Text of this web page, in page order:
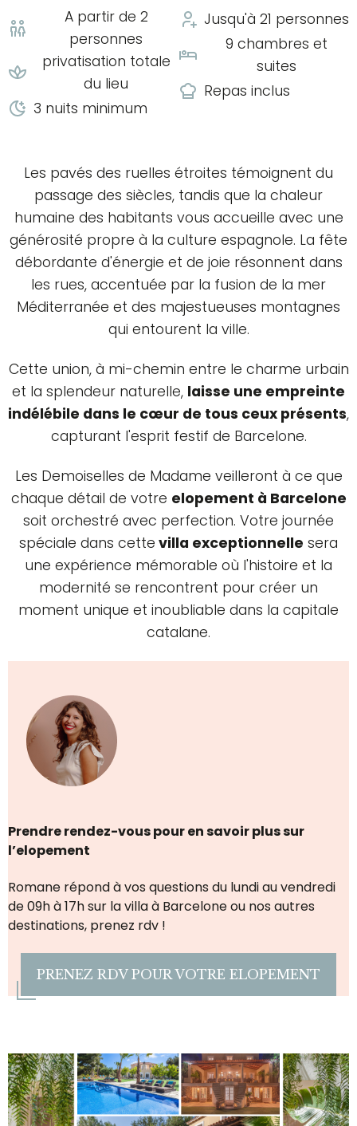
A partir de 2
personnes
privatisation totale
du lieu
3 nuits minimum
Jusqu'à 21 personnes
9 chambres et
suites
Repas inclus
Les pavés des ruelles étroites témoignent du
passage des siècles, tandis que la chaleur
humaine des habitants vous accueille avec une
générosité propre à la culture espagnole. La fête
débordante d'énergie et de joie résonnent dans
les rues, accentuée par la fusion de la mer
Méditerranée et des majestueuses montagnes
qui entourent la ville.
Cette union, à mi-chemin entre le charme urbain
et la splendeur naturelle, laisse une empreinte
indélébile dans le cœur de tous ceux présents,
capturant l'esprit festif de Barcelone.
Les Demoiselles de Madame veilleront à ce que
chaque détail de votre elopement à Barcelone
soit orchestré avec perfection. Votre journée
spéciale dans cette villa exceptionnelle sera
une expérience mémorable où l'histoire et la
modernité se rencontrent pour créer un
moment unique et inoubliable dans la capitale
catalane.
Prendre rendez-vous pour en savoir plus sur
l’elopement
Romane répond à vos questions du lundi au vendredi
de 09h à 17h sur la villa à Barcelone ou nos autres
destinations, prenez rdv !
PRENEZ RDV POUR VOTRE ELOPEMENT